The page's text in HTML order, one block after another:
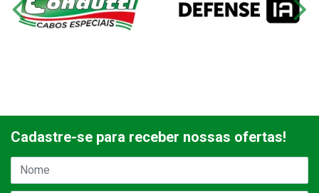
Cadastre-se para receber nossas ofertas!